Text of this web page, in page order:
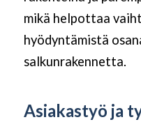
mikä helpottaa
hyödyntämistä
salkunrakennetta.
Asiakastyö ja